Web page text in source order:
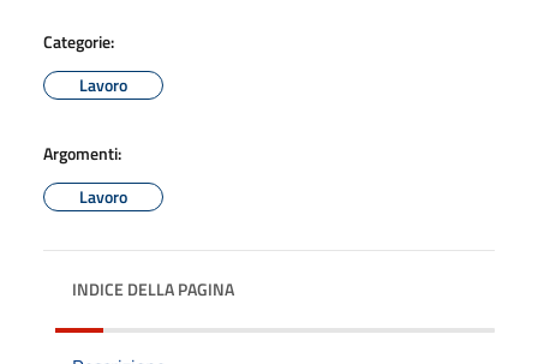
Categorie:
Lavoro
Argomenti:
Lavoro
INDICE DELLA PAGINA